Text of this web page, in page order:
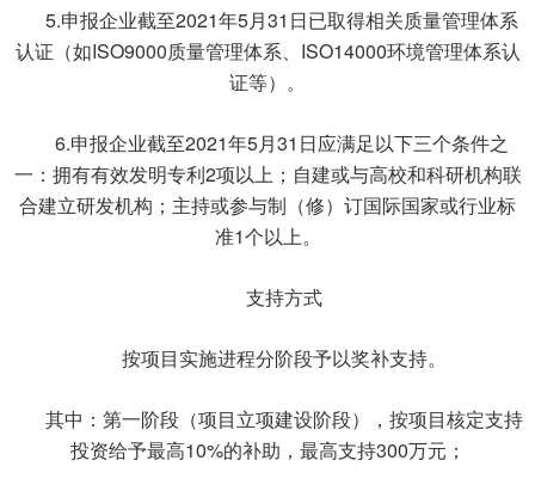
5.申报企业截至2021年5月31日已取得相关质量管理体系
认证（如ISO9000质量管理体系、ISO14000环境管理体系认
证等）。
6.申报企业截至2021年5月31日应满足以下三个条件之
一：拥有有效发明专利2项以上；自建或与高校和科研机构联
合建立研发机构；主持或参与制（修）订国际国家或行业标
准1个以上。
支持方式
按项目实施进程分阶段予以奖补支持。
其中：第一阶段（项目立项建设阶段），按项目核定支持
投资给予最高10%的补助，最高支持300万元；